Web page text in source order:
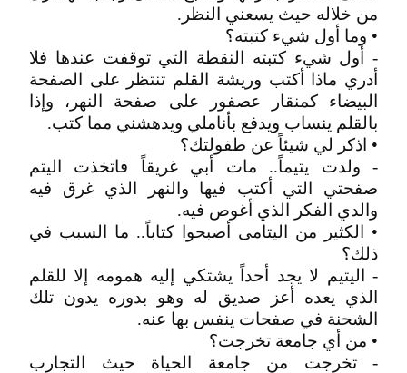
من خلاله حيث يسعني النظر.
• وما أول شيء كتبته؟
- أول شيء كتبته النقطة التي توقفت عندها فلا
أدري ماذا أكتب وريشة القلم تنتظر على الصفحة
البيضاء كمنقار عصفور على صفحة النهر، وإذا
بالقلم ينساب ويدفع بأناملي ويدهشني مما كتب.
• اذكر لي شيئاً عن طفولتك؟
- ولدت يتيماً.. مات أبي غريقاً فاتخذت اليتم
صفحتي التي أكتب فيها والنهر الذي غرق فيه
والدي الفكر الذي أغوص فيه.
• الكثير من اليتامى أصبحوا كتاباً.. ما السبب في
ذلك؟
- اليتيم لا يجد أحداً يشتكي إليه همومه إلا للقلم
الذي يعده أعز صديق له وهو بدوره يدون تلك
الشحنة في صفحات ينفس بها عنه.
• من أي جامعة تخرجت؟
- تخرجت من جامعة الحياة حيث التجارب